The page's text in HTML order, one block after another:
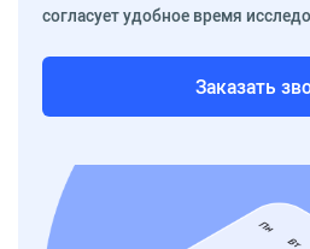
согласует удобное время
Заказать